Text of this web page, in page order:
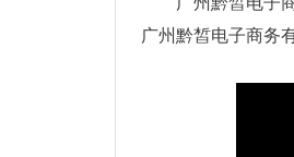
广州黔皙电子商务